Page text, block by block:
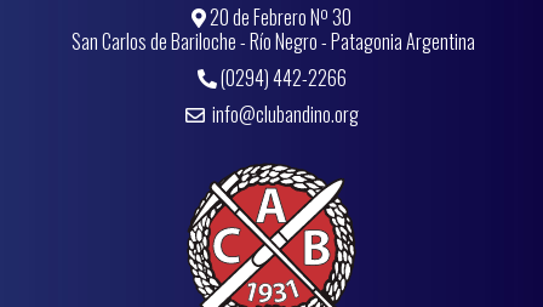
20 de Febrero Nº 30
San Carlos de Bariloche - Río Negro - Patagonia Argentina
(0294) 442-2266
info@clubandino.org